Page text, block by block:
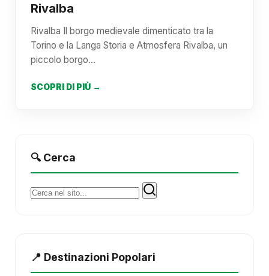
Rivalba
Rivalba Il borgo medievale dimenticato tra la
Torino e la Langa Storia e Atmosfera Rivalba, un
piccolo borgo…
SCOPRI DI PIÙ →
🔍 Cerca
Cerca:
📍 Destinazioni Popolari